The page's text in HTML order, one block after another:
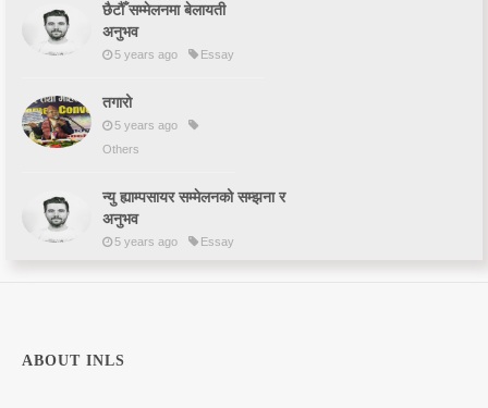
छैटौँ सम्मेलनमा बेलायती
अनुभव
5 years ago Essay
तगारो
5 years ago
Others
न्यु ह्याम्पसायर सम्मेलनको सम्झना र
अनुभव
5 years ago Essay
ABOUT INLS